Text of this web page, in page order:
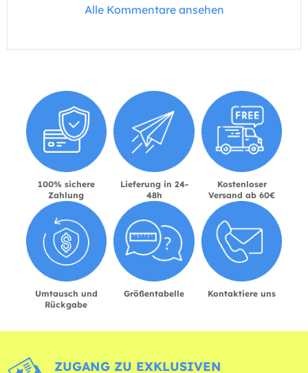
Alle Kommentare ansehen
100% sichere
Zahlung
Lieferung in 24-
48h
Kostenloser
Versand ab 60€
Umtausch und
Rückgabe
Größentabelle Kontaktiere uns
ZUGANG ZU EXKLUSIVEN